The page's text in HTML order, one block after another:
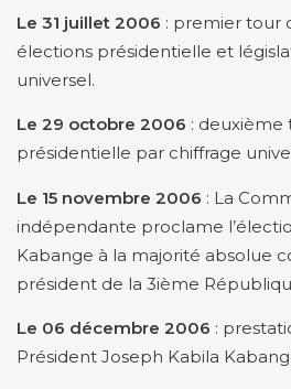
Le 31 juillet 2006 : premier tour
élections présidentielle et
universel.
Le 29 octobre 2006 : deuxième
présidentielle par chiffrage
Le 15 novembre 2006 : La
indépendante proclame
Kabange à la majorité absolue
président de la 3ième
Le 06 décembre 2006 :
Président Joseph Kabila